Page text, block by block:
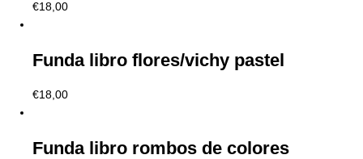
€18,00
Funda libro flores/vichy pastel
€18,00
Funda libro rombos de colores